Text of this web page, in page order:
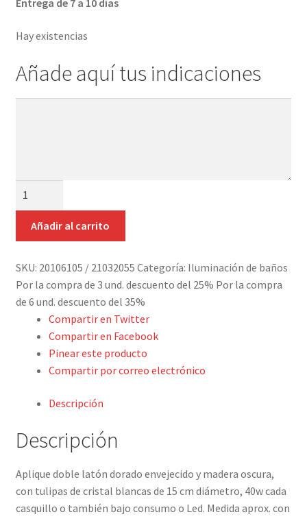
Detalles ceremonia, regalo publicitario, promocional
¿Quiénes somos?
Contacto
Entrega de 7 a 10 días
Hay existencias
Añade aquí tus indicaciones
LATÓN
DORADO
Y
MADERA
TULIPAS
CRISTAL
BLANCO
cantidad
Añadir al carrito
SKU: 20106105 / 21032055 Categoría: Iluminación de baños
Por la compra de 3 und. descuento del 25% Por la compra
de 6 und. descuento del 35%
Compartir en Twitter
Compartir en Facebook
Pinear este producto
Compartir por correo electrónico
Descripción
Descripción
Aplique doble latón dorado envejecido y madera oscura,
con tulipas de cristal blancas de 15 cm diámetro, 40w cada
casquillo o también bajo consumo o Led. Medida aprox. con